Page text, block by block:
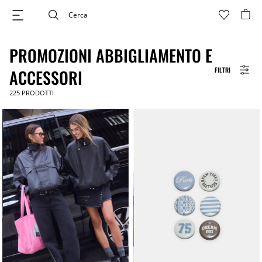
FILTRI
PROMOZIONI ABBIGLIAMENTO E
ACCESSORI
225 PRODOTTI